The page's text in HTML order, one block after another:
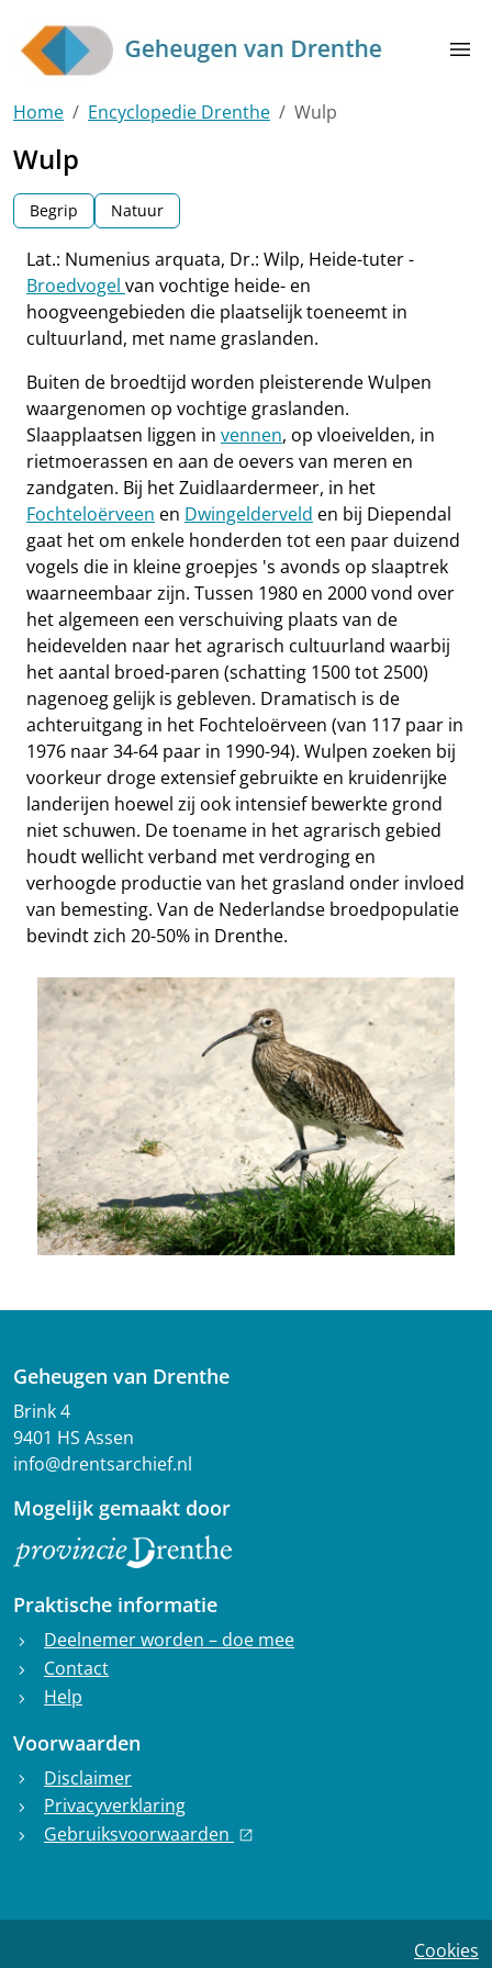
Skip to main content
menu
Home Encyclopedie Drenthe Wulp
Wulp
Begrip Natuur
Lat.: Numenius arquata, Dr.: Wilp, Heide-tuter -
Broedvogel van vochtige heide- en
hoogveengebieden die plaatselijk toeneemt in
cultuurland, met name graslanden.
Buiten de broedtijd worden pleisterende Wulpen
waargenomen op vochtige graslanden.
Slaapplaatsen liggen in vennen, op vloeivelden, in
rietmoerassen en aan de oevers van meren en
zandgaten. Bij het Zuidlaardermeer, in het
Fochteloërveen en Dwingelderveld en bij Diependal
gaat het om enkele honderden tot een paar duizend
vogels die in kleine groepjes 's avonds op slaaptrek
waarneembaar zijn. Tussen 1980 en 2000 vond over
het algemeen een verschuiving plaats van de
heidevelden naar het agrarisch cultuurland waarbij
het aantal broed-paren (schatting 1500 tot 2500)
nagenoeg gelijk is gebleven. Dramatisch is de
achteruitgang in het Fochteloërveen (van 117 paar in
1976 naar 34-64 paar in 1990-94). Wulpen zoeken bij
voorkeur droge extensief gebruikte en kruidenrijke
landerijen hoewel zij ook intensief bewerkte grond
niet schuwen. De toename in het agrarisch gebied
houdt wellicht verband met verdroging en
verhoogde productie van het grasland onder invloed
van bemesting. Van de Nederlandse broedpopulatie
bevindt zich 20-50% in Drenthe.
Geheugen van Drenthe
Brink 4
9401 HS Assen
info@drentsarchief.nl
Mogelijk gemaakt door
Praktische informatie
chevron_right Deelnemer worden – doe mee
chevron_right Contact
chevron_right Help
Voorwaarden
chevron_right Disclaimer
chevron_right Privacyverklaring
chevron_right Gebruiksvoorwaarden open_in_new
Cookies